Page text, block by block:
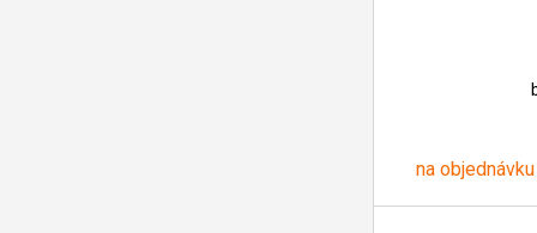
na objednávku